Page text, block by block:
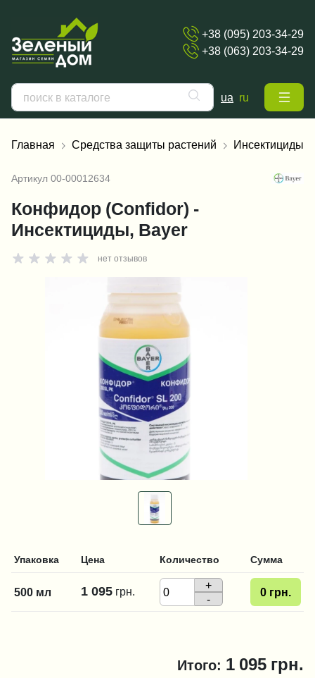
+38 (095) 203-34-29
+38 (063) 203-34-29
ua ru
Главная Средства защиты растений Инсектициды
Артикул 00-00012634
Конфидор (Confidor) -
Инсектициды, Bayer
нет отзывов
Упаковка Цена Количество Сумма
500 мл 1 095 грн.
+
-
0 грн.
Итого: 1 095 грн.